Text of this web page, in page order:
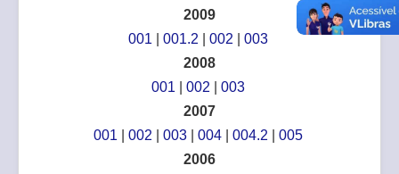
2009
001
001.2 002
003
2008
001
002
003
2007
001
002 003 004| 004.2
005
2006